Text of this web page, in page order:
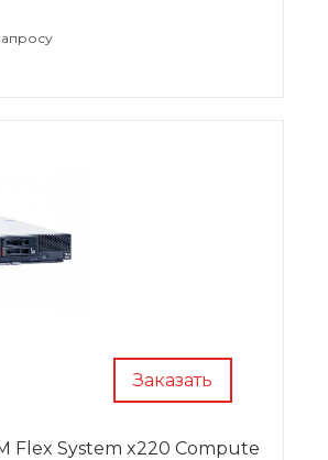
Заказать
Flex System x220 Compute